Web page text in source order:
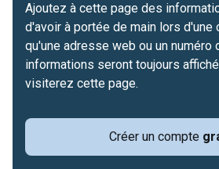
Créer un compte
Ajoutez à cette page des
d'avoir à portée de main lors d'une
qu'une adresse web ou un numéro
informations seront toujours
visiterez cette page.